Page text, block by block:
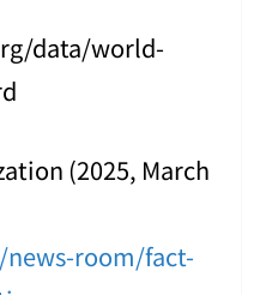
data/world-
(2025, March
room/fact-